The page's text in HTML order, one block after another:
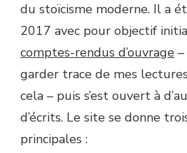
du stoïcisme moderne. Il a
2017 avec pour objectif
comptes-rendus d’ouvrage
garder trace de mes
cela – puis s’est ouvert à
d’écrits. Le site se donne
principales :